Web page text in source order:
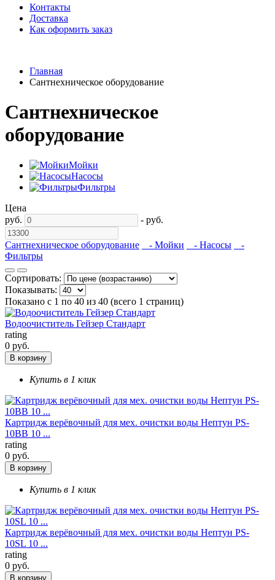
Контакты
Доставка
Как оформить заказ
Главная
Сантнехническое оборудование
Сантнехническое
оборудование
Мойки
Насосы
Фильтры
Цена
руб.
- руб.
Сантнехническое оборудование - Мойки - Насосы
-
Фильтры
Сортировать:
Показывать:
Показано с 1 по 40 из 40 (всего 1 страниц)
Водоочиститель Гейзер Стандарт
rating
0 руб.
В корзину
Купить в 1 клик
Картридж верёвочный для мех. очистки воды Нептун PS-
10BB 10 ...
rating
0 руб.
В корзину
Купить в 1 клик
Картридж верёвочный для мех. очистки воды Нептун PS-
10SL 10 ...
rating
0 руб.
В корзину